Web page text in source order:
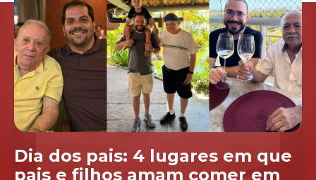
Dia dos pais: 4 lugares em que
pais e filhos amam comer em